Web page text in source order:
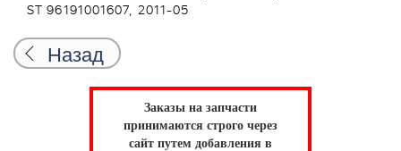
ST 96191001607, 2011-05
Назад
Заказы на запчасти
принимаются строго через
сайт путем добавления в